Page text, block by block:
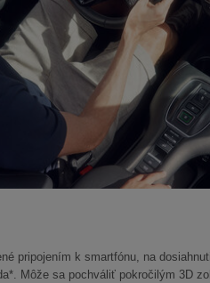
pripojením k smartfónu, na
Môže sa pochváliť pokročilým 3D